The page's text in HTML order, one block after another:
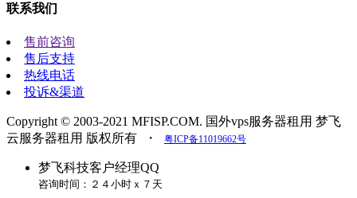
联系我们
售前咨询
售后支持
热线电话
投诉&渠道
Copyright © 2003-2021 MFISP.COM. 国外vps服务器租用 梦飞
云服务器租用 版权所有
・ 粤ICP备11019662号
梦飞科技客户经理QQ
咨询时间：２４小时ｘ７天